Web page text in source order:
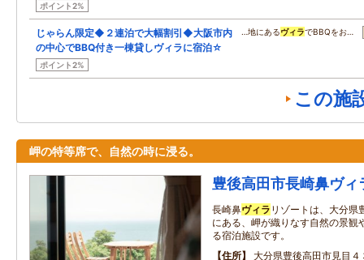
ポイント2%
じゃらん限定◆２連泊で大幅割引◆大阪市内
の中心でBBQ付き一棟貸しヴィラに宿泊☆
ポイント2%
…地にあるヴィラでBBQをお…
この施
岬の特等席で、自然の時に浸る。
豊後高田市長崎鼻ヴィ
長崎鼻ヴィラ リゾートは、大分県
にある、岬が織りなす自然の景観
る宿泊施設です。
住所
大分県豊後高田市見目４